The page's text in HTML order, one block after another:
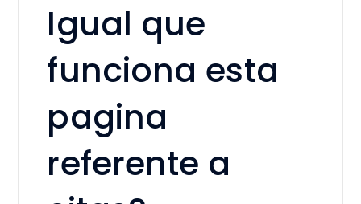
Igual que
funciona esta
pagina
referente a